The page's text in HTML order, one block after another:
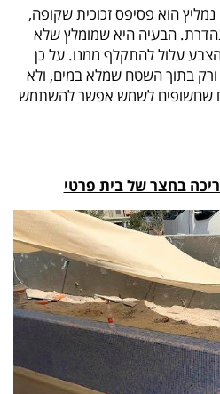
נמליץ הוא פסיפס זכוכית שקופה,
הבעיה היא שמומלץ שלא
עלול להתקלף ממנו. על כן
ורק בתוך השטח שמלא במים, ולא
שחשופים לשמש אפשר להשתמש
בחצר של בית פרטי